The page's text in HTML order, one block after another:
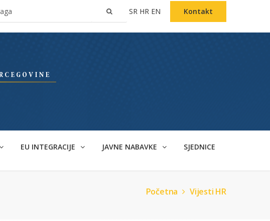
SR HR EN Kontakt
EU INTEGRACIJE JAVNE NABAVKE SJEDNICE
Početna Vijesti HR